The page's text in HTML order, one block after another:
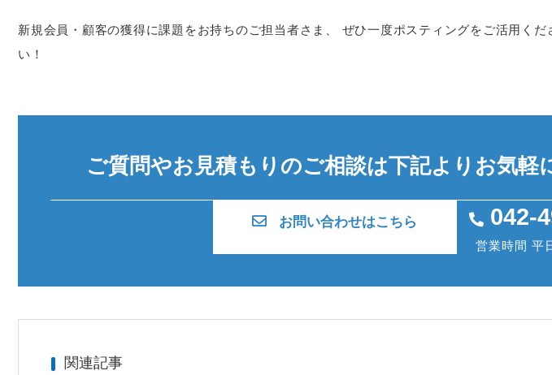
新規会員・顧客の獲得に課題をお持ちのご担当者さま、 ぜひ一度ポスティングをご活用く
い！
ご質問やお見積もりのご相談は下記よりお気軽
お問い合わせはこちら 042-
営業時間 平
関連記事